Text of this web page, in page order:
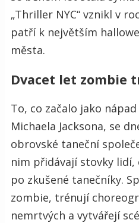
„Thriller NYC“ vznikl v
patří k největším
města.
Dvacet let zombie
To, co začalo jako
Michaela Jacksona, se
obrovské taneční
nim přidávají stovky
po zkušené tanečníky.
zombie, trénují
nemrtvých a vytvářejí